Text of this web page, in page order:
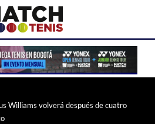
Williams volverá después de cuatro